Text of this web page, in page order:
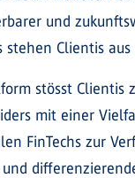
und
stehen Clientis
stösst Clientis
mit einer
FinTechs zur